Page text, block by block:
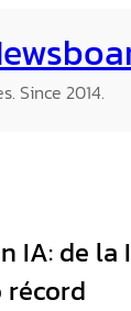
Since 2014.
IA: de la